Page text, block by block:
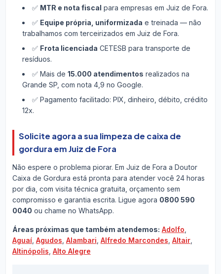
✅ MTR e nota fiscal para empresas em Juiz de Fora.
✅ Equipe própria, uniformizada e treinada — não
trabalhamos com terceirizados em Juiz de Fora.
✅ Frota licenciada CETESB para transporte de
resíduos.
✅ Mais de 15.000 atendimentos realizados na
Grande SP, com nota 4,9 no Google.
✅ Pagamento facilitado: PIX, dinheiro, débito, crédito
12x.
Solicite agora a sua limpeza de caixa de
gordura em Juiz de Fora
Não espere o problema piorar. Em Juiz de Fora a Doutor
Caixa de Gordura está pronta para atender você 24 horas
por dia, com visita técnica gratuita, orçamento sem
compromisso e garantia escrita. Ligue agora 0800 590
0040 ou chame no WhatsApp.
Áreas próximas que também atendemos: Adolfo
Aguaí, Agudos Alambari Alfredo Marcondes Altair,
Altinópolis Alto Alegre